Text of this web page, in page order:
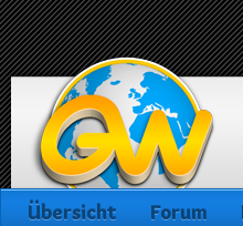
Übersicht Forum